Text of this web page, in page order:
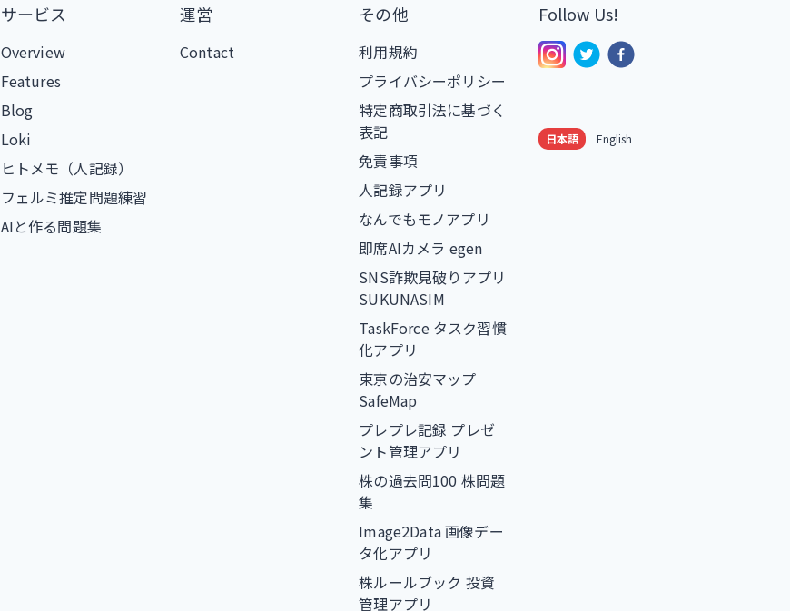
サービス
Overview
Features
Blog
Loki
ヒトメモ（人記録）
フェルミ推定問題練習
AIと作る問題集
運営
Contact
その他
利用規約
プライバシーポリシー
特定商取引法に基づく
表記
免責事項
人記録アプリ
なんでもモノアプリ
即席AIカメラ egen
SNS詐欺見破りアプリ
SUKUNASIM
TaskForce タスク習慣
化アプリ
東京の治安マップ
SafeMap
プレプレ記録 プレゼ
ント管理アプリ
株の過去問100 株問題
集
Image2Data 画像デー
タ化アプリ
株ルールブック 投資
管理アプリ
Follow Us!
日本語 English